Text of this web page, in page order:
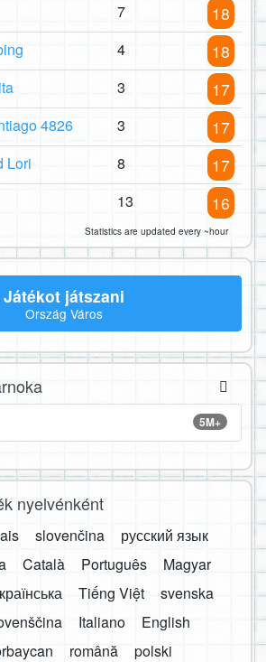
7 18
4 18
3 17
4826 3 17
Lori 8 17
13 16
Statistics are updated every ~hour
Játékot játszani
Ország Város
5M+
nyelvénként
slovenčina
русский язык
Català Português
Magyar
Tiếng Việt
svenska
Italiano
English
română
polski